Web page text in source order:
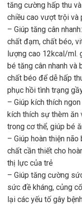
tăng cường hấp thu
chiều cao vượt trội và
– Giúp tăng cân
chất đạm, chất béo,
lượng cao 12kcal/ml.
bé tăng cân nhanh và
chất béo để dễ hấp
phục hồi tình trạng
– Giúp kích thích
kích thích sự thèm ăn
trong cơ thể, giúp bé
– Giúp hoàn thiện
chất cần thiết cho
thị lực của trẻ
– Giúp tăng cường
sức đề kháng, củng
lại các yếu tố gây